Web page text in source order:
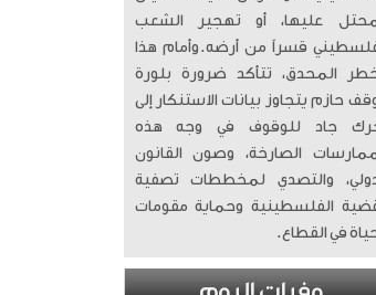
عليها، أو تهجير الشعب
قسراً من أرضه. ​وأمام هذا
المحدق، تتأكد ضرورة بلورة
حازم يتجاوز بيانات الاستنكار إلى
جاد للوقوف في وجه هذه
الصارخة، وصون القانون
والتصدي لمخططات تصفية
الفلسطينية وحماية مقومات
في القطاع.